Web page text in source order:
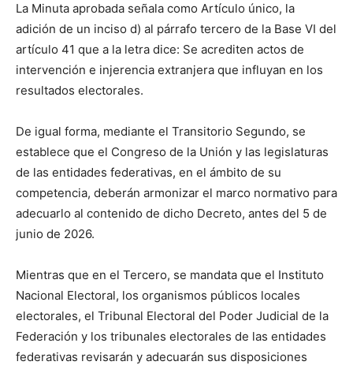
La Minuta aprobada señala como Artículo único, la
adición de un inciso d) al párrafo tercero de la Base VI del
artículo 41 que a la letra dice: Se acrediten actos de
intervención e injerencia extranjera que influyan en los
resultados electorales.
De igual forma, mediante el Transitorio Segundo, se
establece que el Congreso de la Unión y las legislaturas
de las entidades federativas, en el ámbito de su
competencia, deberán armonizar el marco normativo para
adecuarlo al contenido de dicho Decreto, antes del 5 de
junio de 2026.
Mientras que en el Tercero, se mandata que el Instituto
Nacional Electoral, los organismos públicos locales
electorales, el Tribunal Electoral del Poder Judicial de la
Federación y los tribunales electorales de las entidades
federativas revisarán y adecuarán sus disposiciones